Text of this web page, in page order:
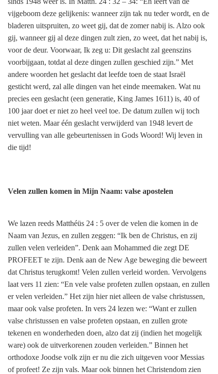
vijgeboom deze gelijkenis: wanneer zijn tak nu teder wordt, en de
bladeren uitspruiten, zo weet gij, dat de zomer nabij is. Alzo ook
gij, wanneer gij al deze dingen zult zien, zo weet, dat het nabij is,
voor de deur. Voorwaar, Ik zeg u: Dit geslacht zal geenszins
voorbijgaan, totdat al deze dingen zullen geschied zijn.” Met
andere woorden het geslacht dat leefde toen de staat Israël
gesticht werd, zal alle dingen van het einde meemaken. Wat nu
precies een geslacht (een generatie, King James 1611) is, 40 of
100 jaar doet er niet zo heel veel toe. De datum zullen wij toch
niet weten. Maar één geslacht verwijderd van 1948 levert de
vervulling van alle gebeurtenissen in Gods Woord! Wij leven in
die tijd!
Velen zullen komen in Mijn Naam: valse apostelen
We lazen reeds Matthéüs 24 : 5 over de velen die komen in de
Naam van Jezus, en zullen zeggen: “Ik ben de Christus, en zij
zullen velen verleiden”. Denk aan Mohammed die zegt DE
PROFEET te zijn. Denk aan de New Age beweging die beweert
dat Christus terugkomt! Velen zullen verleid worden. Vervolgens
laat vers 11 zien: “En vele valse profeten zullen opstaan, en zullen
er velen verleiden.” Het zijn hier niet alleen de valse christussen,
maar ook valse profeten. In vers 24 lezen we: “Want er zullen
valse christussen en valse profeten opstaan, en zullen grote
tekenen en wonderheden doen, alzo dat zij (indien het mogelijk
ware) ook de uitverkorenen zouden verleiden.” Binnen het
orthodoxe Joodse volk zijn er nu die zich uitgeven voor Messias
of profeet! Ze zijn vals. Maar ook binnen het Christendom zien